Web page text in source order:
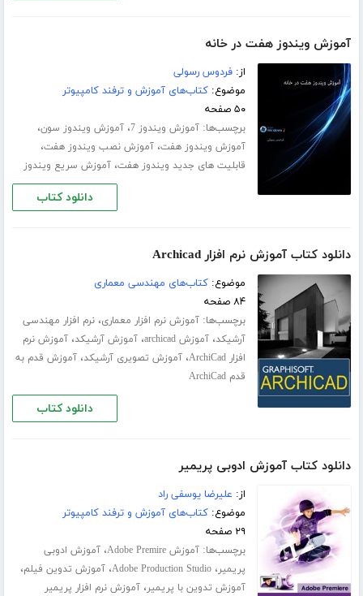
آموزش ویندوز هفت در خانه
از:فردوس رسولی
موضوع:کتاب‌های آموزش و ترفند کامپیوتر
۵۰ صفحه
برچسب‌ها:آموزش ویندوز 7 ،آموزش ویندوز سون،
آموزش ویندوز هفت،آموزش نصب ویندوز هفت،
قابلیت های جدید ویندوز هفت،آموزش سریع ویندوز
دانلود کتاب
دانلود کتاب آموزش نرم افزار Archicad
موضوع:کتاب‌های مهندسی معماری
۸۴ صفحه
برچسب‌ها:آموزش نرم افزار معماری،نرم افزار مهندسی
آرشیکد،آموزش archicad ،آموزش آرشیکد،آموزش نرم
افزار ArchiCad
،آموزش تصویری آرشیکد،آموزش قدم به
قدم ArchiCad
دانلود کتاب
دانلود کتاب آموزش ادوبی پریمیر
از: علیرضا یوسفی راد
موضوع:کتاب‌های آموزش و ترفند کامپیوتر
۲۹ صفحه
برچسب‌ها:آموزش Adobe Premire ،آموزش ادوبی
پریمیر،Adobe Production Studio،آموزش تدوین فیلم،
آموزش تدوین با پریمیر،آموزش نرم افزار پریمیر